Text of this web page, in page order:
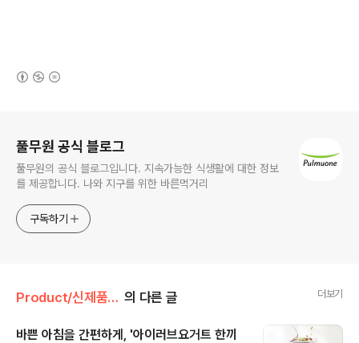
풀무원 공식 블로그
풀무원의 공식 블로그입니다. 지속가능한 식생활에 대한 정보
를 제공합니다. 나와 지구를 위한 바른먹거리
구독하기
Product/신제품 인사드려요! 의 다른 글 더보기
바쁜 아침을 간편하게, '아이러브요거트 한끼